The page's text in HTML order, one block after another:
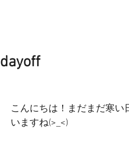
dayoff
こんにちは！まだまだ寒い
いますね(>_<)